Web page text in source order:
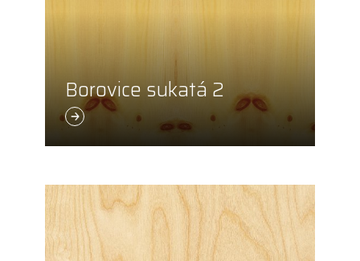
Borovice sukatá 2